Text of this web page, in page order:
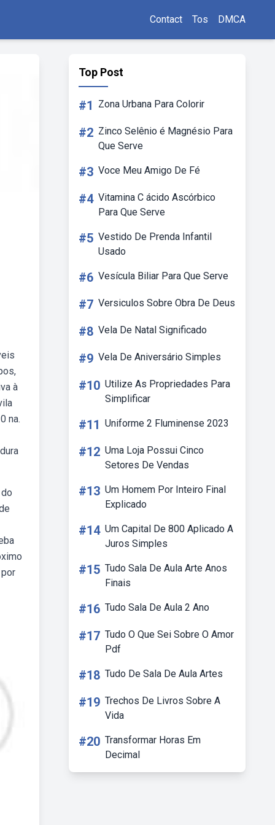
Contact Tos DMCA
à
na.
Top Post
#1 Zona Urbana Para Colorir
#2 Zinco Selênio é Magnésio Para
Que Serve
#3 Voce Meu Amigo De Fé
#4 Vitamina C ácido Ascórbico
Para Que Serve
#5 Vestido De Prenda Infantil
Usado
#6 Vesícula Biliar Para Que Serve
#7 Versiculos Sobre Obra De Deus
#8 Vela De Natal Significado
#9 Vela De Aniversário Simples
#10 Utilize As Propriedades Para
Simplificar
#11 Uniforme 2 Fluminense 2023
#12 Uma Loja Possui Cinco
Setores De Vendas
#13 Um Homem Por Inteiro Final
Explicado
#14 Um Capital De 800 Aplicado A
Juros Simples
#15 Tudo Sala De Aula Arte Anos
Finais
#16 Tudo Sala De Aula 2 Ano
#17 Tudo O Que Sei Sobre O Amor
Pdf
#18 Tudo De Sala De Aula Artes
#19 Trechos De Livros Sobre A
Vida
#20 Transformar Horas Em
Decimal